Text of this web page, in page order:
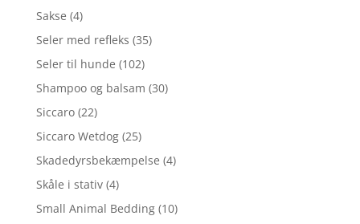
Sakse (4)
Seler med refleks (35)
Seler til hunde (102)
Shampoo og balsam (30)
Siccaro (22)
Siccaro Wetdog (25)
Skadedyrsbekæmpelse (4)
Skåle i stativ (4)
Small Animal Bedding (10)